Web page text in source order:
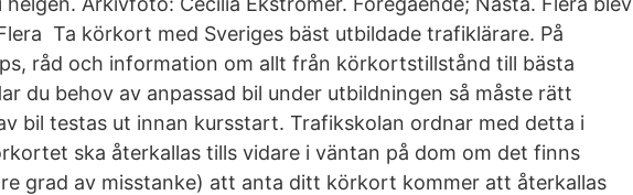
Ta körkort med Sveriges bäst utbildade trafiklärare. På
råd och information om allt från körkortstillstånd till bästa
du behov av anpassad bil under utbildningen så måste rätt
bil testas ut innan kursstart. Trafikskolan ordnar med detta i
ska återkallas tills vidare i väntan på dom om det finns
grad av misstanke) att anta ditt körkort kommer att återkallas